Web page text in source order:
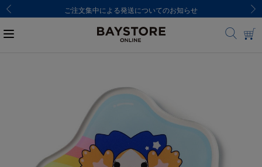
ご注文集中による発送についてのお知らせ